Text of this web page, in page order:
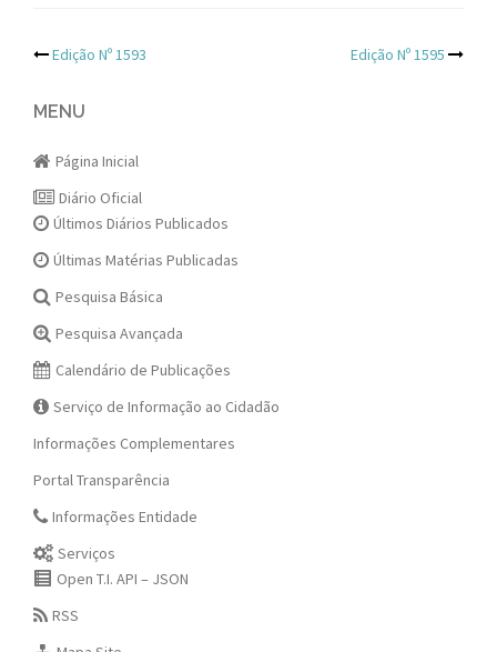
Post
navigation
Edição Nº 1593 Edição Nº 1595
MENU
Página Inicial
Diário Oficial
Últimos Diários Publicados
Últimas Matérias Publicadas
Pesquisa Básica
Pesquisa Avançada
Calendário de Publicações
Serviço de Informação ao Cidadão
Informações Complementares
Portal Transparência
Informações Entidade
Serviços
Open T.I. API – JSON
RSS